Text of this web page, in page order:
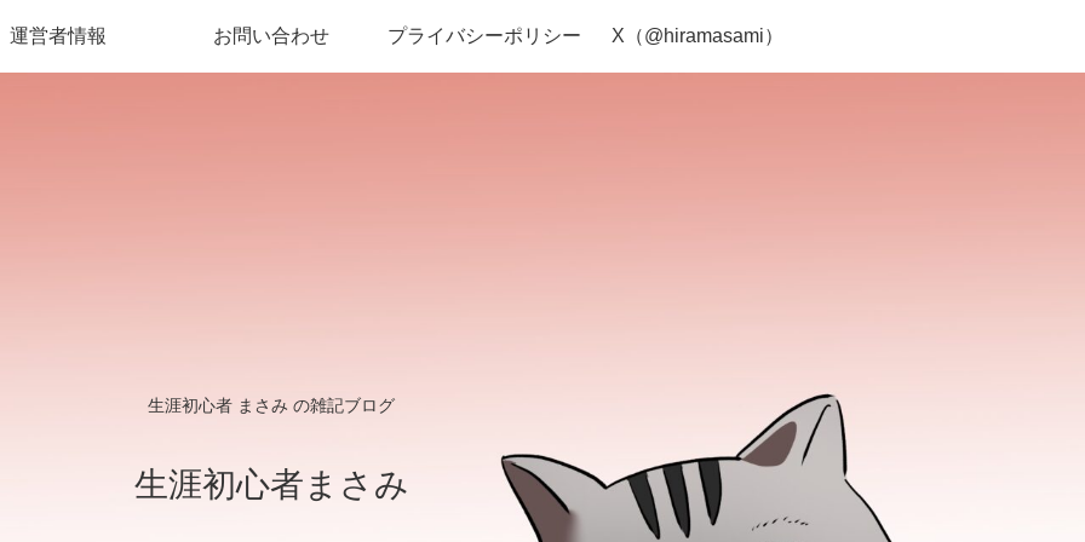
生涯初心者 まさみ の雑記ブログ
生涯初心者まさみ
運営者情報 お問い合わせ プライバシーポリシー X（@hiramasami）